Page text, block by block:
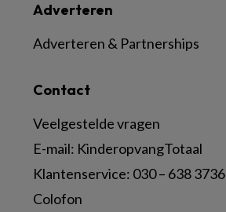
Contact
Veelgestelde vragen
E-mail: KinderopvangTotaal
Klantenservice: 030 – 638 3736
Colofon
Adverteren
Adverteren & Partnerships